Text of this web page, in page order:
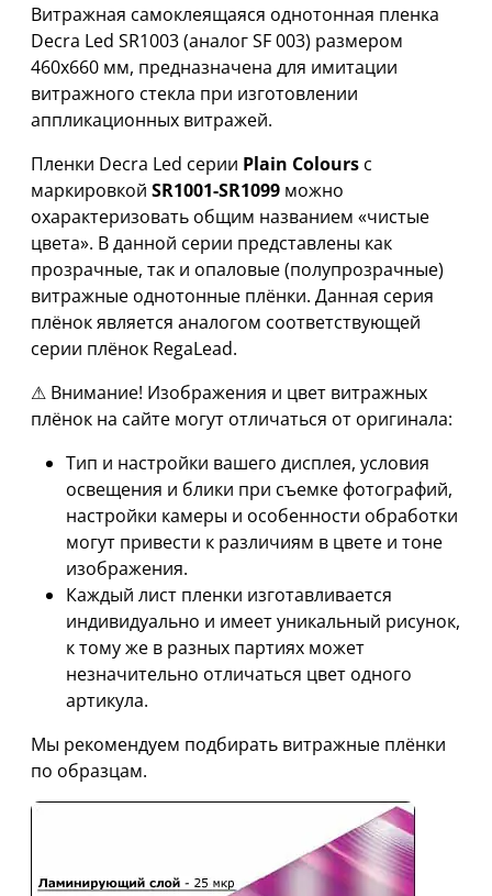
Витражная самоклеящаяся однотонная пленка
Decra Led SR1003 (аналог SF 003) размером
460х660 мм, предназначена для имитации
витражного стекла при изготовлении
аппликационных витражей.
Пленки Decra Led серии Plain Colours с
маркировкой SR1001-SR1099 можно
охарактеризовать общим названием «чистые
цвета». В данной серии представлены как
прозрачные, так и опаловые (полупрозрачные)
витражные однотонные плёнки. Данная серия
плёнок является аналогом соответствующей
серии плёнок RegaLead.
⚠ Внимание! Изображения и цвет витражных
плёнок на сайте могут отличаться от оригинала:
Тип и настройки вашего дисплея, условия
освещения и блики при съемке фотографий,
настройки камеры и особенности обработки
могут привести к различиям в цвете и тоне
изображения.
Каждый лист пленки изготавливается
индивидуально и имеет уникальный рисунок,
к тому же в разных партиях может
незначительно отличаться цвет одного
артикула.
Мы рекомендуем подбирать витражные плёнки
по образцам.